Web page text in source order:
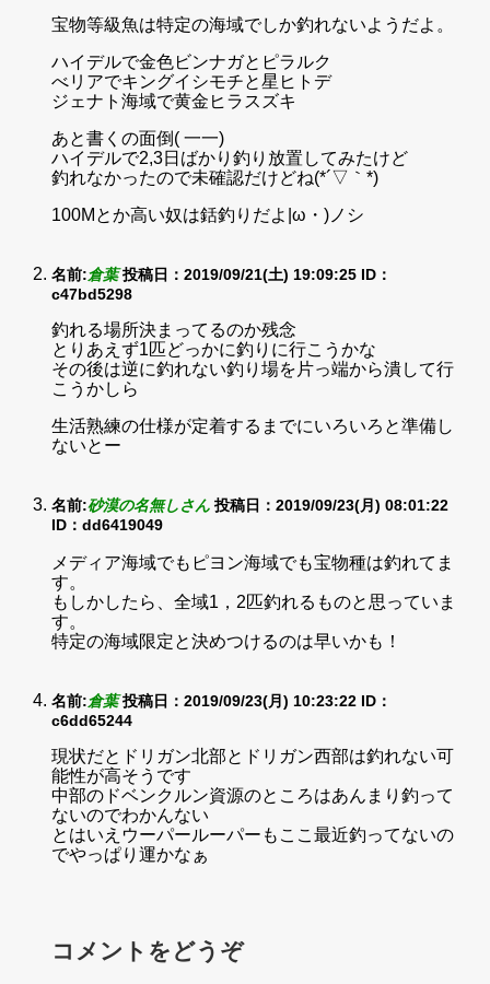
宝物等級魚は特定の海域でしか釣れないようだよ。
ハイデルで金色ビンナガとピラルク
べリアでキングイシモチと星ヒトデ
ジェナト海域で黄金ヒラスズキ
あと書くの面倒( 一一)
ハイデルで2,3日ばかり釣り放置してみたけど
釣れなかったので未確認だけどね(*´▽｀*)
100Mとか高い奴は銛釣りだよ|ω・)ノシ
名前:倉葉 投稿日：2019/09/21(土) 19:09:25 ID：
c47bd5298
釣れる場所決まってるのか残念
とりあえず1匹どっかに釣りに行こうかな
その後は逆に釣れない釣り場を片っ端から潰して行
こうかしら
生活熟練の仕様が定着するまでにいろいろと準備し
ないとー
名前:砂漠の名無しさん 投稿日：2019/09/23(月) 08:01:22
ID：dd6419049
メディア海域でもピヨン海域でも宝物種は釣れてま
す。
もしかしたら、全域1，2匹釣れるものと思っていま
す。
特定の海域限定と決めつけるのは早いかも！
名前:倉葉 投稿日：2019/09/23(月) 10:23:22 ID：
c6dd65244
現状だとドリガン北部とドリガン西部は釣れない可
能性が高そうです
中部のドベンクルン資源のところはあんまり釣って
ないのでわかんない
とはいえウーパールーパーもここ最近釣ってないの
でやっぱり運かなぁ
コメントをどうぞ